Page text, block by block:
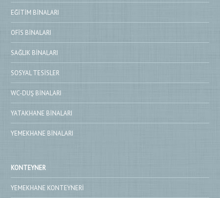
EĞITIM BINALARI
OFIS BINALARI
SAĞLIK BINALARI
SOSYAL TESISLER
WC-DUŞ BINALARI
YATAKHANE BINALARI
YEMEKHANE BINALARI
KONTEYNER
YEMEKHANE KONTEYNERI